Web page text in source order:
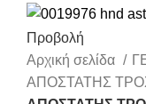
Προβολή
Αρχική σελίδα
ΑΠΟΣΤΑΤΗΣ